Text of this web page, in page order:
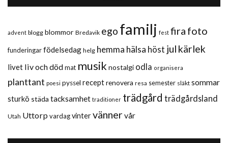
advent blogg blommor Bredavik ego familj fest fira foto
funderingarfödelsedag helg hemma hälsa höst jul kärlek
livet liv och dödmat musik nostalgi odla organisera
planttant poesi pyssel receptrenovera resa semester släkt sommar
sturkö städa tacksamhet traditioner trädgård trädgårdsland
Utah Uttorp vardagvintervänner vår